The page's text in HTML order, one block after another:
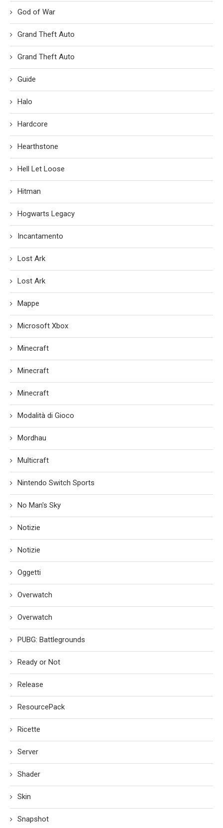
God of War
Grand Theft Auto
Grand Theft Auto
Guide
Halo
Hardcore
Hearthstone
Hell Let Loose
Hitman
Hogwarts Legacy
Incantamento
Lost Ark
Lost Ark
Mappe
Microsoft Xbox
Minecraft
Minecraft
Minecraft
Modalità di Gioco
Mordhau
Multicraft
Nintendo Switch Sports
No Man's Sky
Notizie
Notizie
Oggetti
Overwatch
Overwatch
PUBG: Battlegrounds
Ready or Not
Release
ResourcePack
Ricette
Server
Shader
Skin
Snapshot